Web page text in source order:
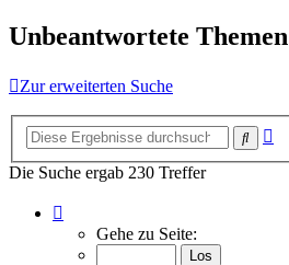
Unbeantwortete Themen
Zur erweiterten Suche
Suche
Die Suche ergab 230 Treffer
von
Gehe zu Seite: